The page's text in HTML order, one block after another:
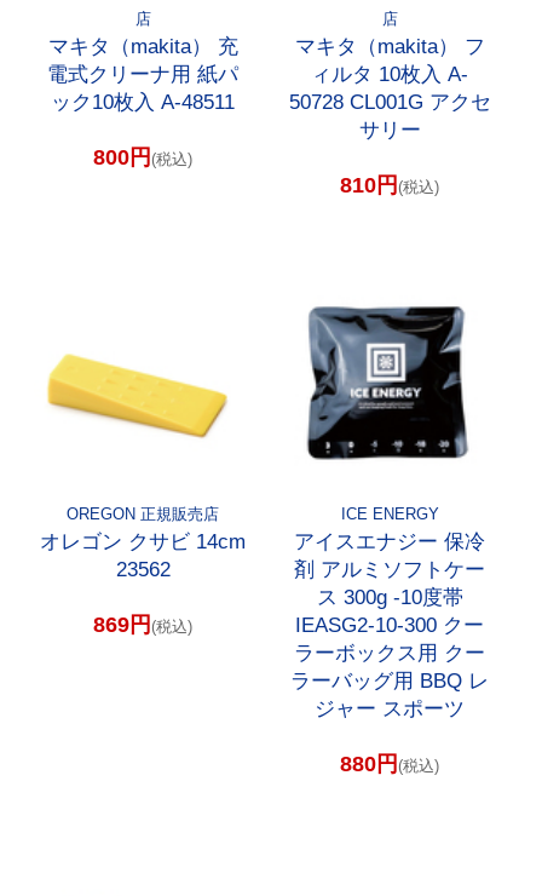
店
マキタ（makita） 充
電式クリーナ用 紙パ
ック10枚入 A-48511
800円(税込)
店
マキタ（makita） フ
ィルタ 10枚入 A-
50728 CL001G アクセ
サリー
810円(税込)
OREGON 正規販売店
オレゴン クサビ 14cm
23562
869円(税込)
ICE ENERGY
アイスエナジー 保冷
剤 アルミソフトケー
ス 300g -10度帯
IEASG2-10-300 クー
ラーボックス用 クー
ラーバッグ用 BBQ レ
ジャー スポーツ
880円(税込)